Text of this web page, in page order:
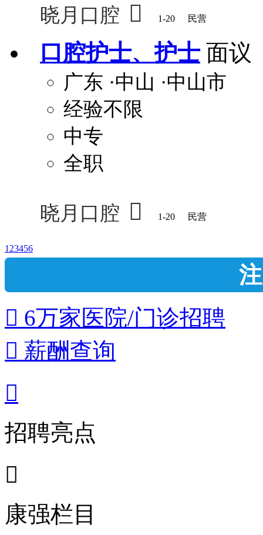
晓月口腔  1-20 民营
口腔护士、护士 面议
广东 ·中山 ·中山市
经验不限
中专
全职
晓月口腔  1-20 民营
1 23456
 6万家医院/门诊招聘
 薪酬查询

招聘亮点

康强栏目